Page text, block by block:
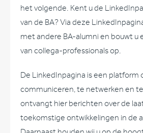
het volgende. Kent u de
van de BA? Via deze
met andere BA-alumni en bouwt u
van collega-professionals op.
De LinkedInpagina is een platform
communiceren, te netwerken en
ontvangt hier berichten over de
toekomstige ontwikkelingen in de